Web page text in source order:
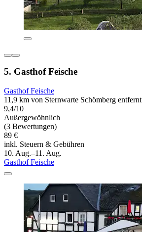
5. Gasthof Feische
Gasthof Feische
11,9 km von Sternwarte Schömberg entfernt
9,4/10
Außergewöhnlich
(3 Bewertungen)
89 €
inkl. Steuern & Gebühren
10. Aug.–11. Aug.
Gasthof Feische